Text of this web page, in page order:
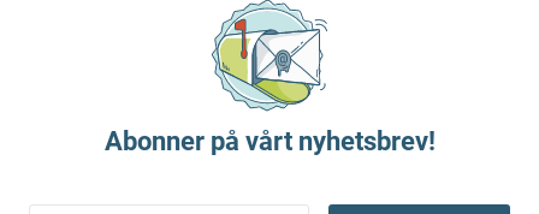
Abonner på vårt nyhetsbrev!